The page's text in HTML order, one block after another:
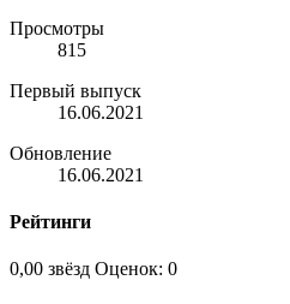
Просмотры
815
Первый выпуск
16.06.2021
Обновление
16.06.2021
Рейтинги
0,00 звёзд Оценок: 0